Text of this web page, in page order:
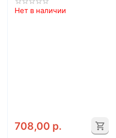
Нет в наличии
708,00 р.